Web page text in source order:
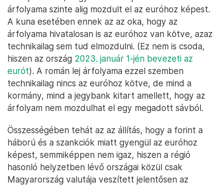
árfolyama szinte alig mozdult el az euróhoz képest.
A kuna esetében ennek az az oka, hogy az
árfolyama hivatalosan is az euróhoz van kötve, azaz
technikailag sem tud elmozdulni. (Ez nem is csoda,
hiszen az ország 2023. január 1-jén bevezeti az
eurót). A román lej árfolyama ezzel szemben
technikailag nincs az euróhoz kötve, de mind a
kormány, mind a jegybank kitart amellett, hogy az
árfolyam nem mozdulhat el egy megadott sávból.
Összességében tehát az az állítás, hogy a forint a
háború és a szankciók miatt gyengül az euróhoz
képest, semmiképpen nem igaz, hiszen a régió
hasonló helyzetben lévő országai közül csak
Magyarország valutája veszített jelentősen az